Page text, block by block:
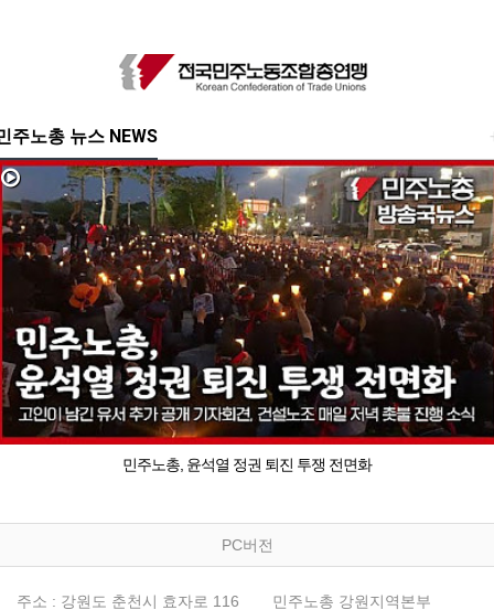
주노총 뉴스 NEWS
민주노총, 윤석열 정권 퇴진 투쟁 전면화
PC버전
주소 : 강원도 춘천시 효자로 116 민주노총 강원지역본부